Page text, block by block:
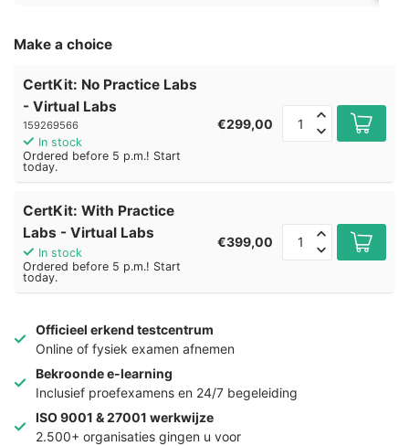
Make a choice
CertKit: No Practice Labs
- Virtual Labs
159269566
In stock
Ordered before 5 p.m.! Start
today.
€299,00
CertKit: With Practice
Labs - Virtual Labs
In stock
Ordered before 5 p.m.! Start
today.
€399,00
Officieel erkend testcentrum
Online of fysiek examen afnemen
Bekroonde e-learning
Inclusief proefexamens en 24/7 begeleiding
ISO 9001 & 27001 werkwijze
2.500+ organisaties gingen u voor